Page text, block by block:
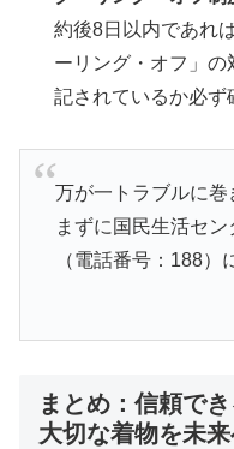
約後8日以内であれ
ーリング・オフ」の
記されているか必ず
万が一トラブルに
まずに国民生活セ
（電話番号：188）
まとめ：信頼で
大切な着物を未